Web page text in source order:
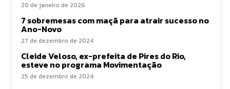
20 de janeiro de 2026
7 sobremesas com maçã para atrair sucesso no
Ano-Novo
27 de dezembro de 2024
Cleide Veloso, ex-prefeita de Pires do Rio,
esteve no programa Movimentação
25 de dezembro de 2024